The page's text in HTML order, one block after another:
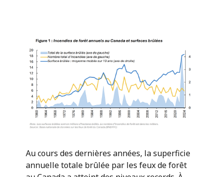
Au cours des dernières années, la superficie
annuelle totale brûlée par les feux de forêt